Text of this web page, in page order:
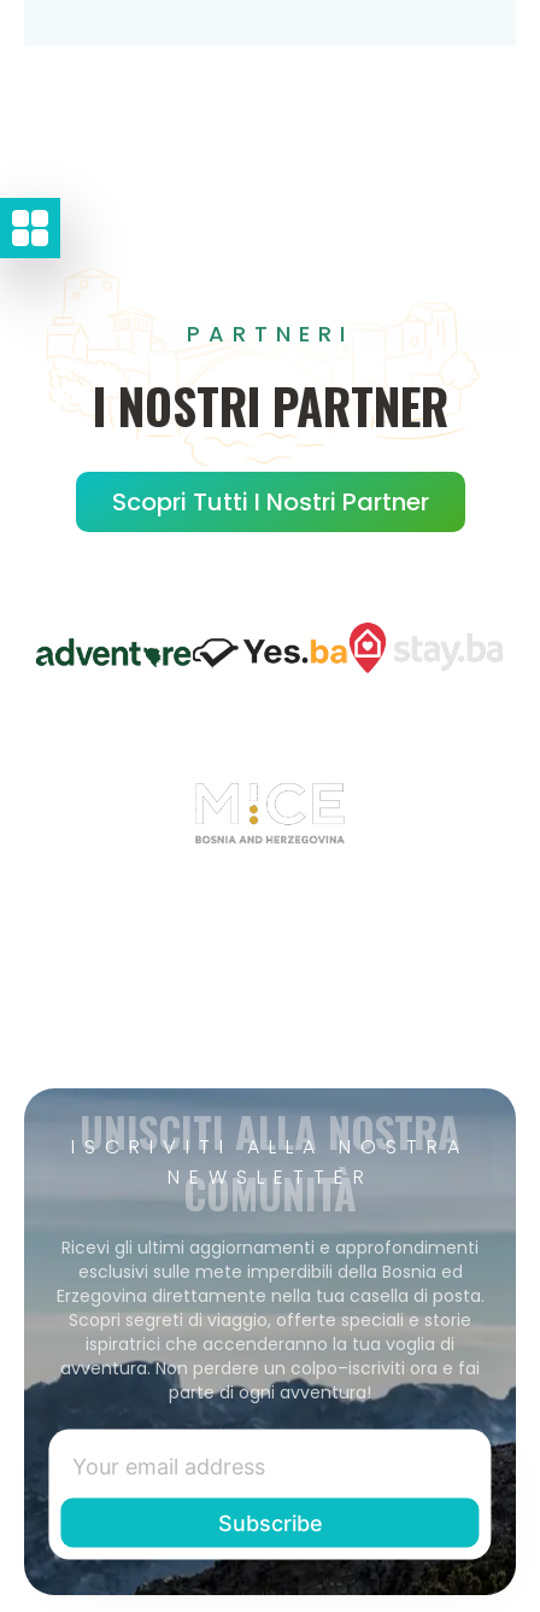
PARTNERI
INOSTRI PARTNER
Scopri Tutti I Nostri Partner
ISCRIVITI ALLA NOSTRA
NEWSLETTER
UNISCITI ALLA NOSTRA
COMUNITÀ
Ricevi gli ultimi aggiornamenti e approfondimenti
esclusivi sulle mete imperdibili della Bosnia ed
Erzegovina direttamente nella tua casella di posta.
Scopri segreti di viaggio, offerte speciali e storie
ispiratrici che accenderanno la tua voglia di
avventura. Non perdere un colpo–iscriviti ora e fai
parte di ogni avventura!